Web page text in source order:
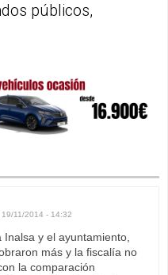
públicos,
19/11/2014 - 14:32
y el ayuntamiento,
más y la fiscalía no
la comparación